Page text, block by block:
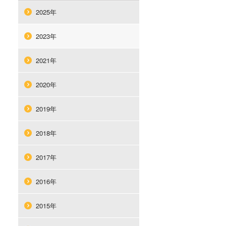
2025年
2023年
2021年
2020年
2019年
2018年
2017年
2016年
2015年